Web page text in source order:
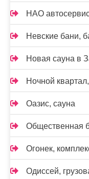
НАО
Невские бани,
Новая сауна в
Ночной
Оазис, сауна
Общественная
Огонек,
Одиссей,